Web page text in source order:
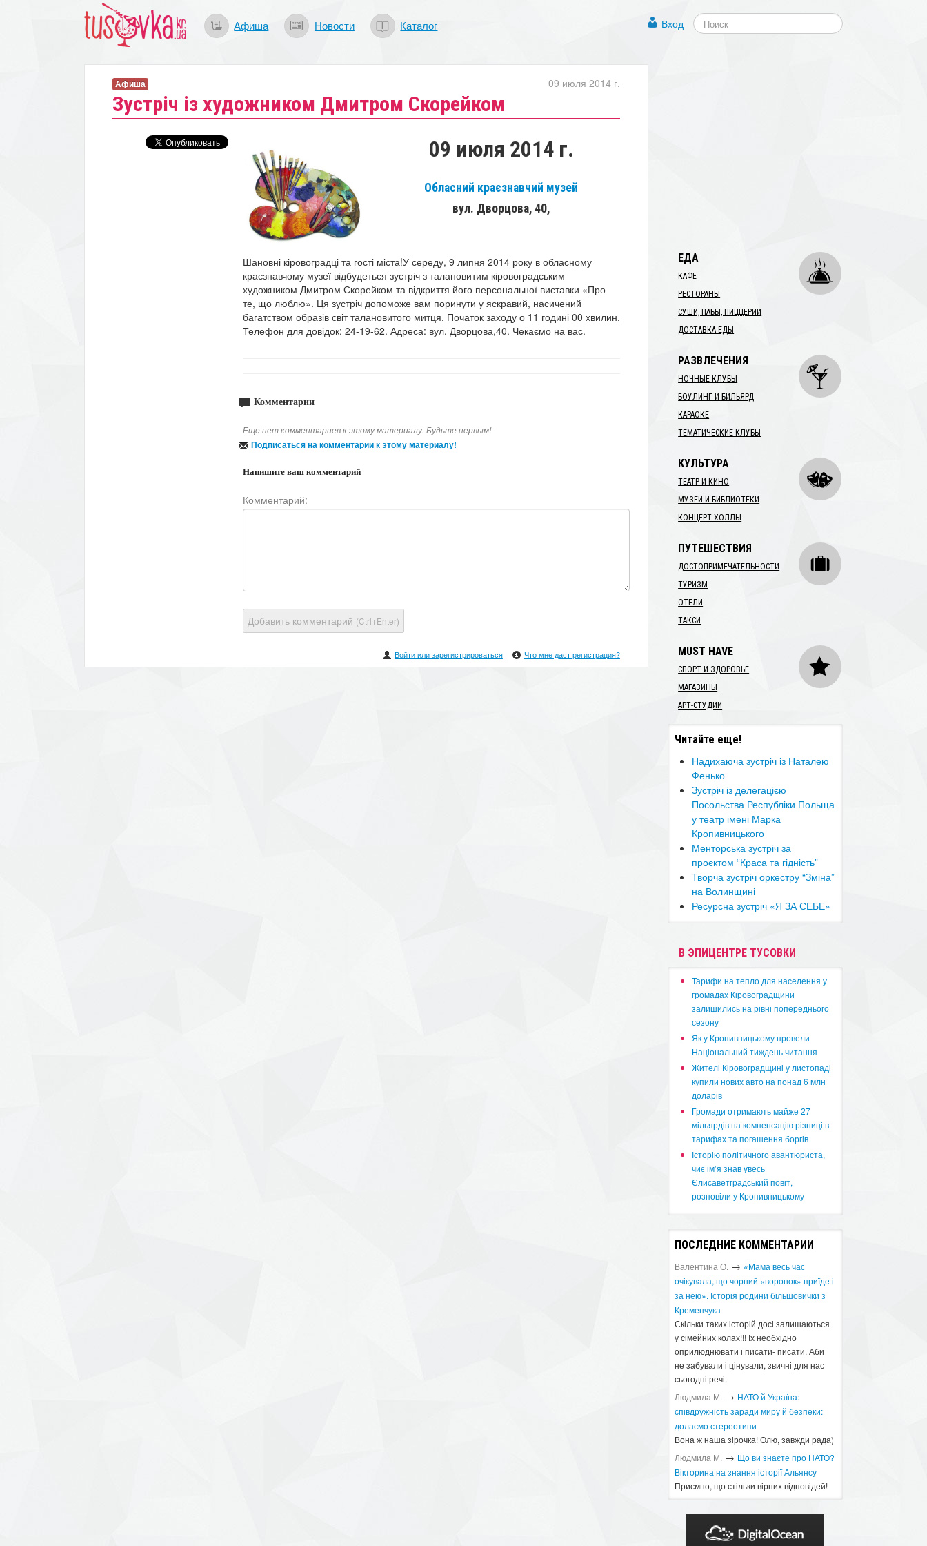
Афиша Новости Каталог Вход
Зустріч із художником Дмитром Скорейком
09 июля 2014 г.
Афиша
09 июля 2014 г.
Обласний краєзнавчий музей
вул. Дворцова, 40,
Шановні кіровоградці та гості міста!У середу, 9 липня 2014 рокув обласному
краєзнавчому музеї відбудеться зустріч з талановитим кіровоградським
художником Дмитром Скорейком та відкриття його персональної виставки «Про
те, що люблю». Ця зустріч допоможе вам поринути у яскравий, насичений
багатством образів світ талановитого митця. Початок заходу о 11 годині 00 хвилин.
Телефон для довідок: 24-19-62. Адреса: вул. Дворцова,40. Чекаємо на вас.
Комментарии
Еще нет комментариев к этому материалу. Будьте первым!
Подписаться на комментарии к этому материалу!
Напишите ваш комментарий
Комментарий:
Добавить комментарий (Ctrl+Enter)
Войти или зарегистрироваться Что мне даст регистрация?
ЕДА
КАФЕ
РЕСТОРАНЫ
СУШИ, ПАБЫ, ПИЦЦЕРИИ
ДОСТАВКА ЕДЫ
РАЗВЛЕЧЕНИЯ
НОЧНЫЕ КЛУБЫ
БОУЛИНГ И БИЛЬЯРД
КАРАОКЕ
ТЕМАТИЧЕСКИЕ КЛУБЫ
КУЛЬТУРА
ТЕАТР И КИНО
МУЗЕИ И БИБЛИОТЕКИ
КОНЦЕРТ-ХОЛЛЫ
ПУТЕШЕСТВИЯ
ДОСТОПРИМЕЧАТЕЛЬНОСТИ
ТУРИЗМ
ОТЕЛИ
ТАКСИ
MUST HAVE
СПОРТ И ЗДОРОВЬЕ
МАГАЗИНЫ
АРТ-СТУДИИ
Читайте еще!
Надихаюча зустріч із Наталею
Фенько
​Зустріч із делегацією
Посольства Республіки Польща
у театр імені Марка
Кропивницького
Менторська зустріч за
проєктом “Краса та гідність”
Творча зустріч оркестру “Зміна”
на Волинщині
Ресурсна зустріч «Я ЗА СЕБЕ»
В ЭПИЦЕНТРЕ ТУСОВКИ
​Тарифи на тепло для населення у
громадах Кіровоградщини
залишились на рівні попереднього
сезону
​Як у Кропивницькому провели
Національний тиждень читання
​Жителі Кіровоградщині у листопаді
купили нових авто на понад 6 млн
доларів
​Громади отримають майже 27
мільярдів на компенсацію різниці в
тарифах та погашення боргів
Історію політичного авантюриста,
чиє ім’я знав увесь
Єлисаветградський повіт,
розповіли у Кропивницькому
ПОСЛЕДНИЕ КОММЕНТАРИИ
Валентина О. → «Мама весь час
очікувала, що чорний «воронок» приїде і
за нею». Історія родини більшовички з
Кременчука
Скільки таких історій досі залишаються
у сімейних колах!!! Іх необхідно
оприлюднювати і писати- писати. Аби
не забували і цінували, звичні для нас
сьогодні речі.
Людмила М. → ​НАТО й Україна:
співдружність заради миру й безпеки:
долаємо стереотипи
Вона ж наша зірочка! Олю, завжди рада)
Людмила М. → Що ви знаєте про НАТО?
Вікторина на знання історії Альянсу ​
Приємно, що стільки вірних відповідей!